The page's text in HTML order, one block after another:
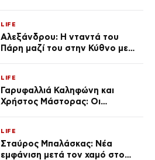
Λένας
LIFE
Αλεξάνδρου: Η νταντά του
Πάρη μαζί του στην Κύθνο με
LIFE
Γαρυφαλλιά Καληφώνη και
Χρήστος Μάστορας: Οι
απαρατήρητη
LIFE
Σταύρος Μπαλάσκας: Νέα
εμφάνιση μετά τον χαμό στο